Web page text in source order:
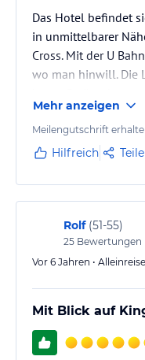
Das Hotel befindet
in unmittelbarer
Cross. Mit der U
wo man hinwill. Die
sehr gepflegt,
technische
übrig, die
empfehlen, vor
günstig ist!
Mehr anzeigen
Meilengutschrift
Hilfreich
Rolf (51-55)
25 Bewertungen
Vor 6 Jahren •
Mit Blick auf